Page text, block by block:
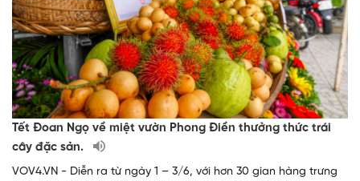
Tết Đoan Ngọ về miệt vườn Phong Điền thưởng thức trái
cây đặc sản.
VOV4.VN - Diễn ra từ ngày 1 – 3/6, với hơn 30 gian hàng trưng